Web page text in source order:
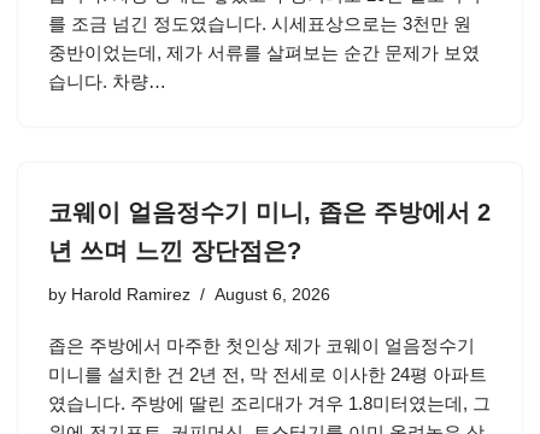
를 조금 넘긴 정도였습니다. 시세표상으로는 3천만 원
중반이었는데, 제가 서류를 살펴보는 순간 문제가 보였
습니다. 차량…
코웨이 얼음정수기 미니, 좁은 주방에서 2
년 쓰며 느낀 장단점은?
by Harold Ramirez August 6, 2026
좁은 주방에서 마주한 첫인상 제가 코웨이 얼음정수기
미니를 설치한 건 2년 전, 막 전세로 이사한 24평 아파트
였습니다. 주방에 딸린 조리대가 겨우 1.8미터였는데, 그